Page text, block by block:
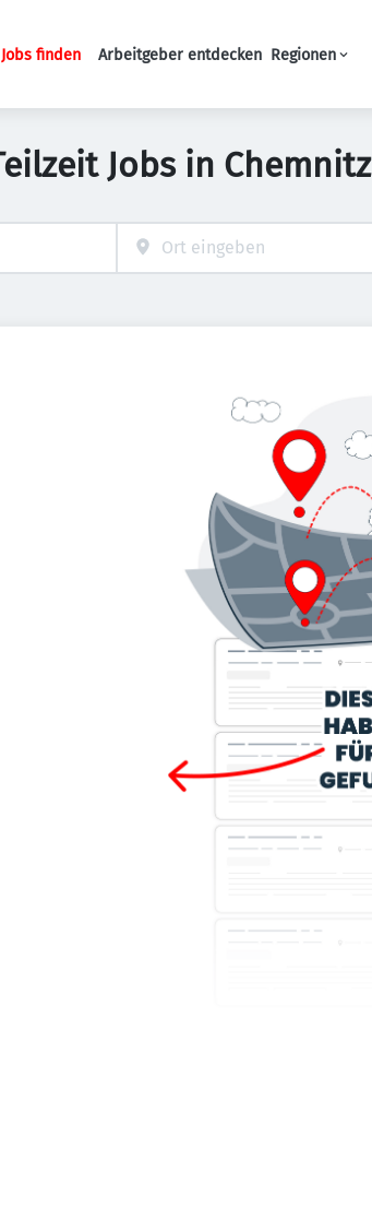
Haupt-Navigation
Jobs finden Arbeitgeber entdecken Regionen
Jobs in Chemnitz